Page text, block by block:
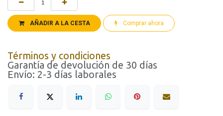
AÑADIR A LA CESTA Comprar ahora
Términos y condiciones
Garantía de devolución de 30 días
Envío: 2-3 días laborales